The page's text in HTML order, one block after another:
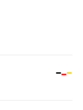
00:00-24:00